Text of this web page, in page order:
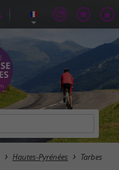
Hautes-Pyrénées Tarbes